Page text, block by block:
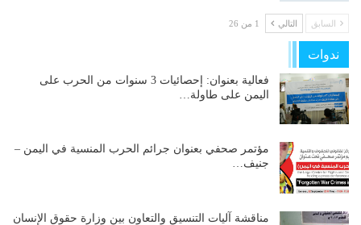
السابق التالي 1 من 26
ندوات
فعالية بعنوان: إحصائيات 3 سنوات من الحرب على
اليمن على طاولة…
مؤتمر صحفي بعنوان جرائم الحرب المنسية في اليمن –
جنيف…
مناقشة آليات التنسيق والتعاون بين وزارة حقوق الإنسان